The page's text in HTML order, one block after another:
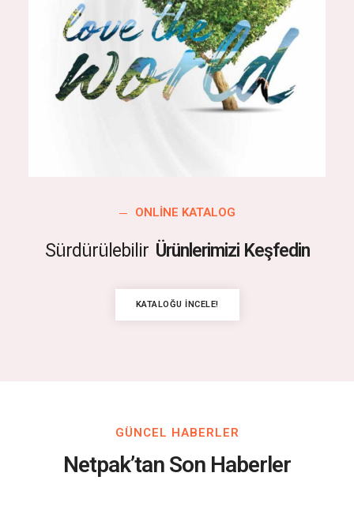
ONLINE KATALOG
Sürdürülebilir Ürünlerimizi Keşfedin
KATALOĞU İNCELE!
GÜNCEL HABERLER
Netpak’tan Son Haberler